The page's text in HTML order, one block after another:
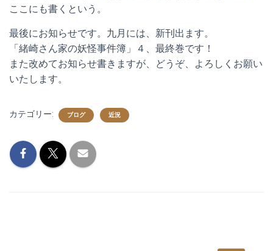
ここにも書くという。
最後にお知らせです。九月には、新刊出ます。
「緒崎さん家の妖怪事件簿」４、最終巻です！
また改めてお知らせ書きますが、どうぞ、よろしくお願い
いたします。
カテゴリー: ブログ 近況